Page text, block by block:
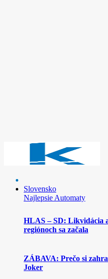
Slovensko
Najlepsie Automaty
HLAS – SD: Likvidácia
regiónoch sa začala
ZÁBAVA: Prečo si
Joker